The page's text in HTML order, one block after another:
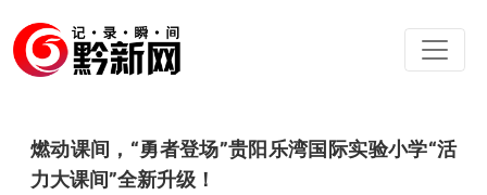
燃动课间，“勇者登场”贵阳乐湾国际实验小学“活
力大课间”全新升级！